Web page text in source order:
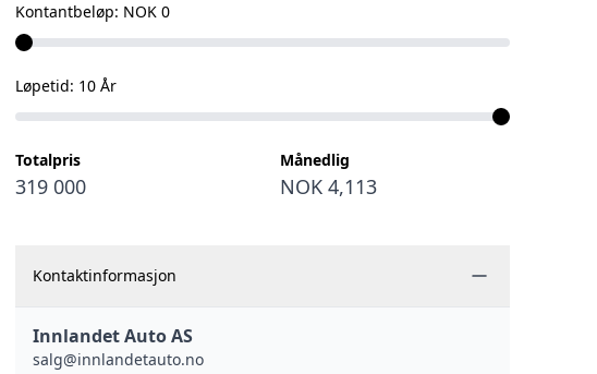
Kontantbeløp: NOK 0
Løpetid: 10 År
Totalpris
319 000
Månedlig
NOK 4,113
Kontaktinformasjon
Innlandet Auto AS
salg@innlandetauto.no